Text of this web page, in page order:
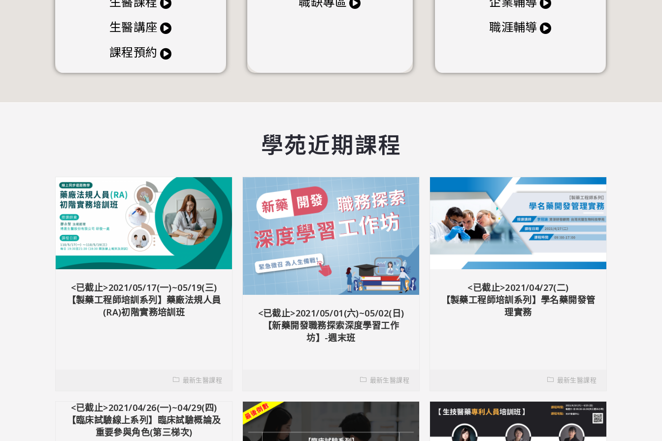
生醫講座
課程預約
職涯輔導
學苑近期課程
<已截止>2021/05/17(一)~05/19(三)
【製藥工程師培訓系列】藥廠法規人員
(RA)初階實務培訓班
最新生醫課程
<已截止>2021/05/01(六)~05/02(日)
【新藥開發職務探索深度學習工作
坊】-週末班
最新生醫課程
<已截止>2021/04/27(二)
【製藥工程師培訓系列】學名藥開發管
理實務
最新生醫課程
<已截止>2021/04/26(一)~04/29(四)
【臨床試驗線上系列】臨床試驗概論及
重要參與角色(第三梯次)